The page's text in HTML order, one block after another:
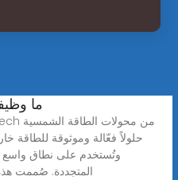
ما
حلولاً فعّالة وموثوقة للطاقة
وتُستخدم على نطاق واسع
المتجددة. صُممت